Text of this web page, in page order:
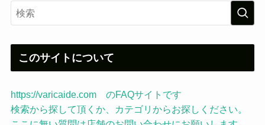
このサイトについて
https://varicaide.com のFAQサイトです
検索から探して頂くか、カテゴリからお探しください。